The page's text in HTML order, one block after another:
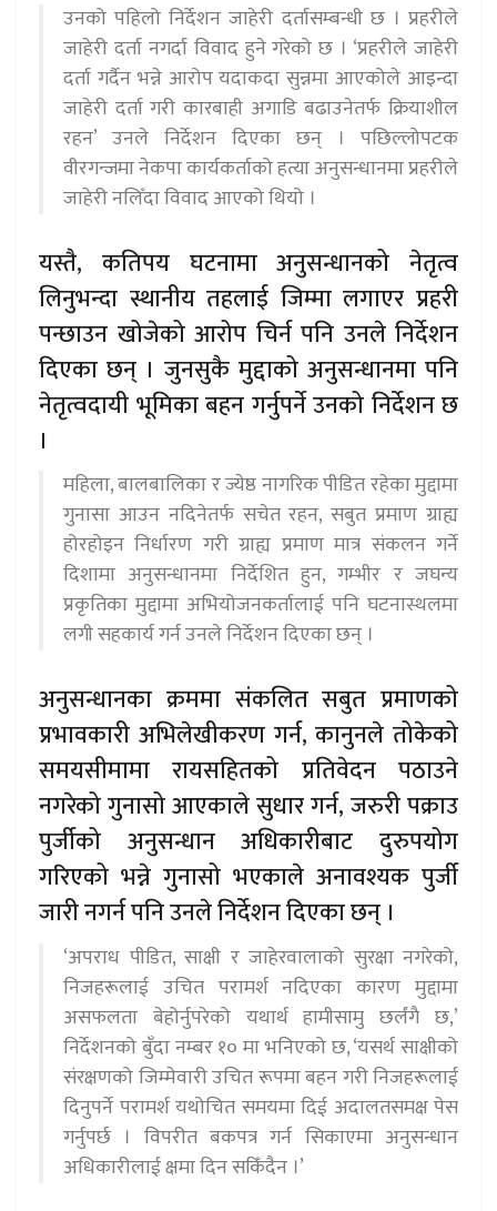
उनको पहिलो निर्देशन जाहेरी दर्तासम्बन्धी छ । प्रहरीले
जाहेरी दर्ता नगर्दा विवाद हुने गरेको छ । ‘प्रहरीले जाहेरी
दर्ता गर्दैन भन्ने आरोप यदाकदा सुन्नमा आएकोले आइन्दा
जाहेरी दर्ता गरी कारबाही अगाडि बढाउनेतर्फ क्रियाशील
रहन’ उनले निर्देशन दिएका छन् । पछिल्लोपटक
वीरगन्जमा नेकपा कार्यकर्ताको हत्या अनुसन्धानमा प्रहरीले
जाहेरी नलिँदा विवाद आएको थियो ।
यस्तै, कतिपय घटनामा अनुसन्धानको नेतृत्व
लिनुभन्दा स्थानीय तहलाई जिम्मा लगाएर प्रहरी
पन्छाउन खोजेको आरोप चिर्न पनि उनले निर्देशन
दिएका छन् । जुनसुकै मुद्दाको अनुसन्धानमा पनि
नेतृत्वदायी भूमिका बहन गर्नुपर्ने उनको निर्देशन छ
।
महिला, बालबालिका र ज्येष्ठ नागरिक पीडित रहेका मुद्दामा
गुनासा आउन नदिनेतर्फ सचेत रहन, सबुत प्रमाण ग्राह्य
होरहोइन निर्धारण गरी ग्राह्य प्रमाण मात्र संकलन गर्ने
दिशामा अनुसन्धानमा निर्देशित हुन, गम्भीर र जघन्य
प्रकृतिका मुद्दामा अभियोजनकर्तालाई पनि घटनास्थलमा
लगी सहकार्य गर्न उनले निर्देशन दिएका छन् ।
अनुसन्धानका क्रममा संकलित सबुत प्रमाणको
प्रभावकारी अभिलेखीकरण गर्न, कानुनले तोकेको
समयसीमामा रायसहितको प्रतिवेदन पठाउने
नगरेको गुनासो आएकाले सुधार गर्न, जरुरी पक्राउ
पुर्जीको अनुसन्धान अधिकारीबाट दुरुपयोग
गरिएको भन्ने गुनासो भएकाले अनावश्यक पुर्जी
जारी नगर्न पनि उनले निर्देशन दिएका छन् ।
‘अपराध पीडित, साक्षी र जाहेरवालाको सुरक्षा नगरेको,
निजहरूलाई उचित परामर्श नदिएका कारण मुद्दामा
असफलता बेहोर्नुपरेको यथार्थ हामीसामु छर्लंगै छ,’
निर्देशनको बुँदा नम्बर १० मा भनिएको छ, ‘यसर्थ साक्षीको
संरक्षणको जिम्मेवारी उचित रूपमा बहन गरी निजहरूलाई
दिनुपर्ने परामर्श यथोचित समयमा दिई अदालतसमक्ष पेस
गर्नुपर्छ । विपरीत बकपत्र गर्न सिकाएमा अनुसन्धान
अधिकारीलाई क्षमा दिन सकिँदैन ।’